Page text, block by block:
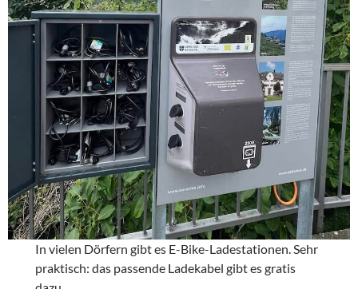
In vielen Dörfern gibt es E-Bike-Ladestationen. Sehr
praktisch: das passende Ladekabel gibt es gratis